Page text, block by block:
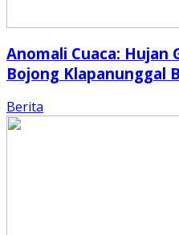
Anomali Cuaca: Hujan
Bojong Klapanunggal
Berita